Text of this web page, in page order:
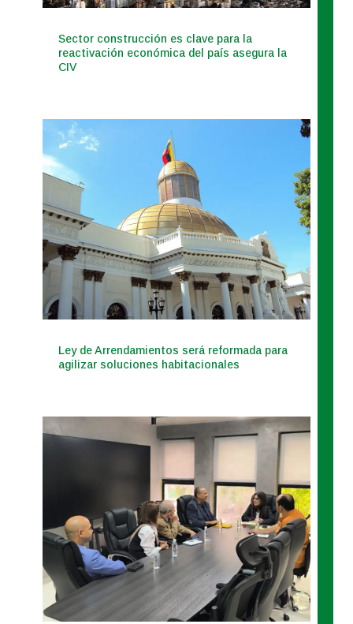
Sector construcción es clave para la
reactivación económica del país asegura la
CIV
Ley de Arrendamientos será reformada para
agilizar soluciones habitacionales